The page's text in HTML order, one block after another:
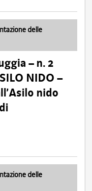
delle
– n. 2
NIDO –
nido
delle